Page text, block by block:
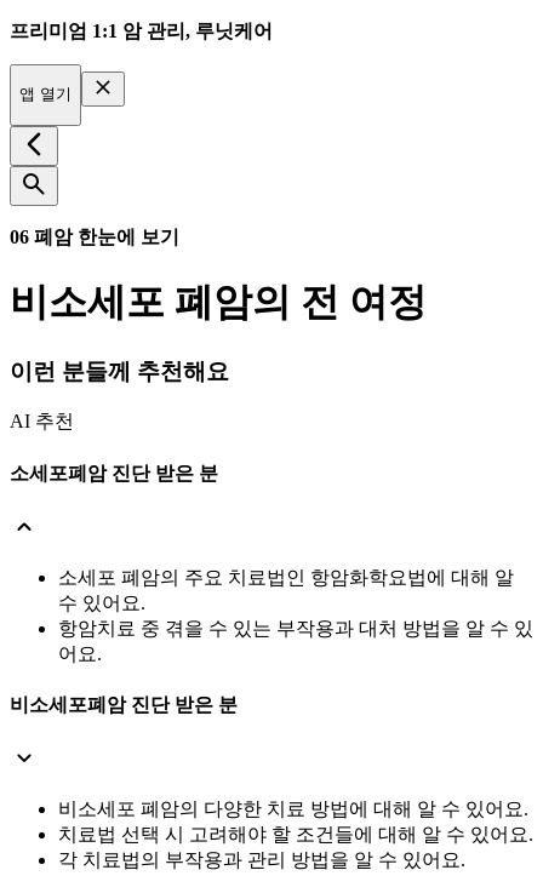
프리미엄 1:1 암 관리, 루닛케어
앱 열기
06 폐암 한눈에 보기
비소세포 폐암의 전 여정
이런 분들께 추천해요
AI 추천
소세포폐암 진단 받은 분
소세포 폐암의 주요 치료법인 항암화학요법에 대해 알
수 있어요.
항암치료 중 겪을 수 있는 부작용과 대처 방법을 알 수 있
어요.
비소세포폐암 진단 받은 분
비소세포 폐암의 다양한 치료 방법에 대해 알 수 있어요.
치료법 선택 시 고려해야 할 조건들에 대해 알 수 있어요.
각 치료법의 부작용과 관리 방법을 알 수 있어요.